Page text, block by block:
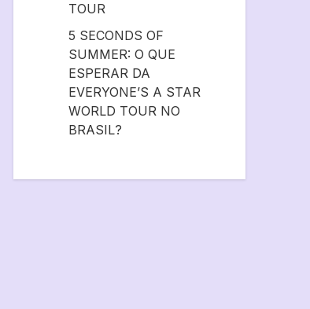
TOUR
5 SECONDS OF
SUMMER: O QUE
ESPERAR DA
EVERYONE’S A STAR
WORLD TOUR NO
BRASIL?